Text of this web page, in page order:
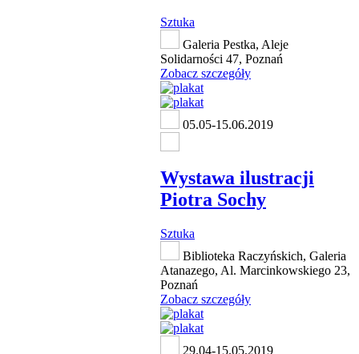
Sztuka
Galeria Pestka, Aleje
Solidarności 47, Poznań
Zobacz szczegóły
05.05-15.06.2019
Wystawa ilustracji
Piotra Sochy
Sztuka
Biblioteka Raczyńskich, Galeria
Atanazego, Al. Marcinkowskiego 23,
Poznań
Zobacz szczegóły
29.04-15.05.2019